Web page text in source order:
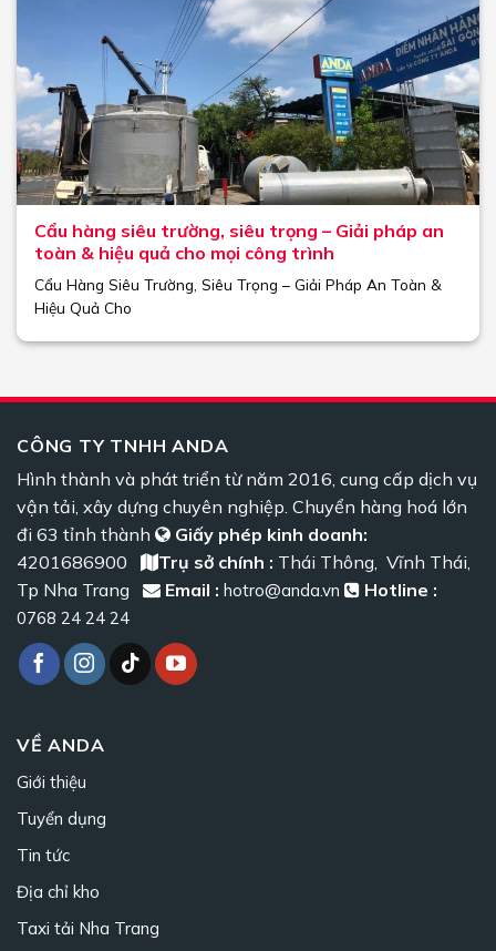
Cẩu hàng siêu trường, siêu trọng – Giải pháp an
toàn & hiệu quả cho mọi công trình
Cẩu Hàng Siêu Trường, Siêu Trọng – Giải Pháp An Toàn &
Hiệu Quả Cho
CÔNG TY TNHH ANDA
Hình thành và phát triển từ năm 2016, cung cấp dịch vụ
vận tải, xây dựng chuyên nghiệp. Chuyển hàng hoá lớn
đi 63 tỉnh thành
Giấy phép kinh doanh:
4201686900
Trụ sở chính : Thái Thông, Vĩnh Thái,
Tp Nha Trang
Email : hotro@anda.vn Hotline :
0768 24 24 24
VỀ ANDA
Giới thiệu
Tuyển dụng
Tin tức
Địa chỉ kho
Taxi tải Nha Trang